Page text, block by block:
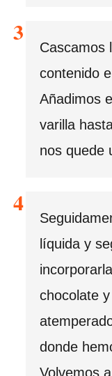
Cascamos
contenido
Añadimos
varilla
nos quede
líquida y
chocolate
donde
Volvemos